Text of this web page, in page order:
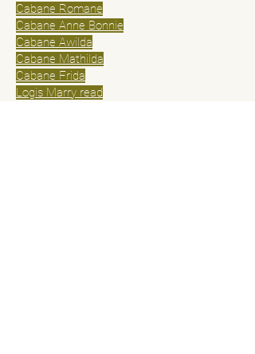
Cabane Romane
Cabane Anne Bonnie
Cabane Awilda
Cabane Mathilda
Cabane Frida
Logis Marry read